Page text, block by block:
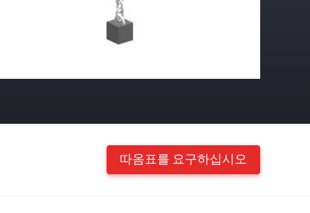
따옴표를 요구하십시오